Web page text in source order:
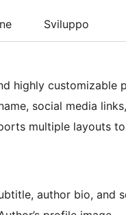
Sviluppo
highly customizable
social media
multiple layouts
author bio, and